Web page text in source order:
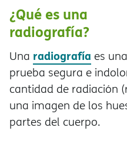
¿Qué es una
radiografía?
Una radiografía es una
prueba segura e
cantidad de radiación
una imagen de los
partes del cuerpo.